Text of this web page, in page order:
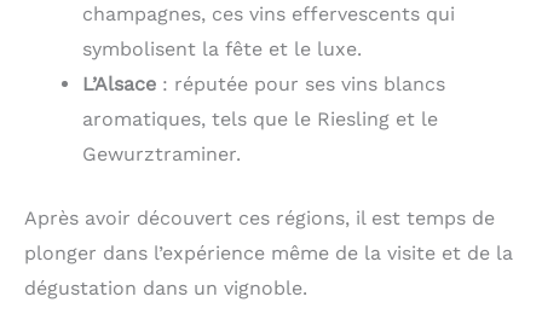
champagnes, ces vins effervescents qui
symbolisent la fête et le luxe.
L’Alsace : réputée pour ses vins blancs
aromatiques, tels que le Riesling et le
Gewurztraminer.
Après avoir découvert ces régions, il est temps de
plonger dans l’expérience même de la visite et de la
dégustation dans un vignoble.